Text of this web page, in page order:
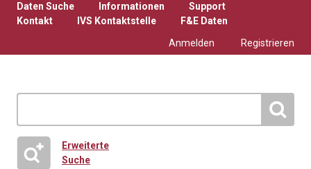
Daten Suche Informationen
Support
Kontakt
IVS Kontaktstelle
F&E Daten
Anmelden
Registrieren
Erweiterte
Suche